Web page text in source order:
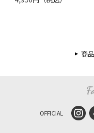
商
OFFICIAL